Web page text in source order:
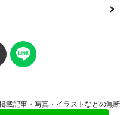
載記事・写真・イラストなどの無断